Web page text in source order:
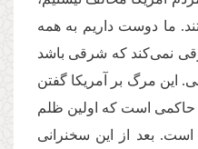
ما دوست داریم به همه
نمی‌کند که شرقی باشد
این مرگ بر آمریکا گفتن
حاکمی است که اولین ظلم
است. بعد از این سخنرانی